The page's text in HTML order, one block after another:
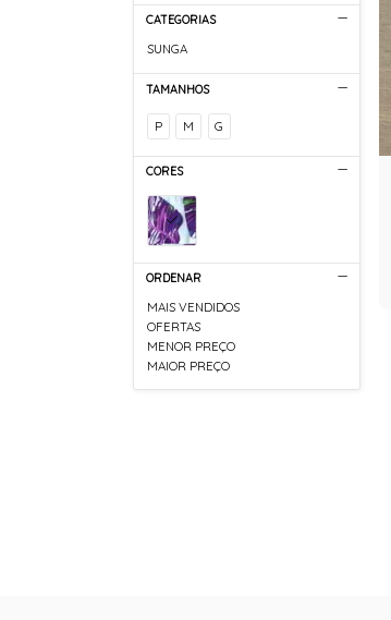
CATEGORIAS
SUNGA
TAMANHOS
P M G
CORES
ORDENAR
MAIS VENDIDOS
OFERTAS
MENOR PREÇO
MAIOR PREÇO